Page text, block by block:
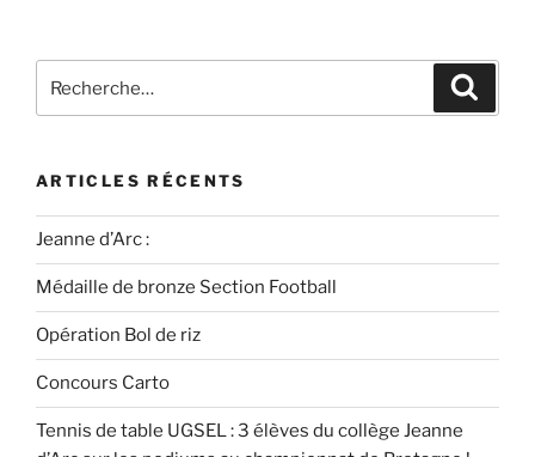
ARTICLES RÉCENTS
Jeanne d’Arc :
Médaille de bronze Section Football
Opération Bol de riz
Concours Carto
Tennis de table UGSEL : 3 élèves du collège Jeanne